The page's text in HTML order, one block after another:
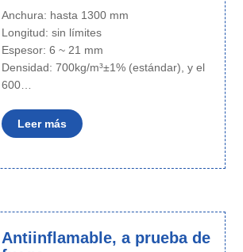
Anchura: hasta 1300 mm
Longitud: sin límites
Espesor: 6 ~ 21 mm
Densidad: 700kg/m³±1% (estándar), y el
600…
Leer más
Antiinflamable, a prueba de